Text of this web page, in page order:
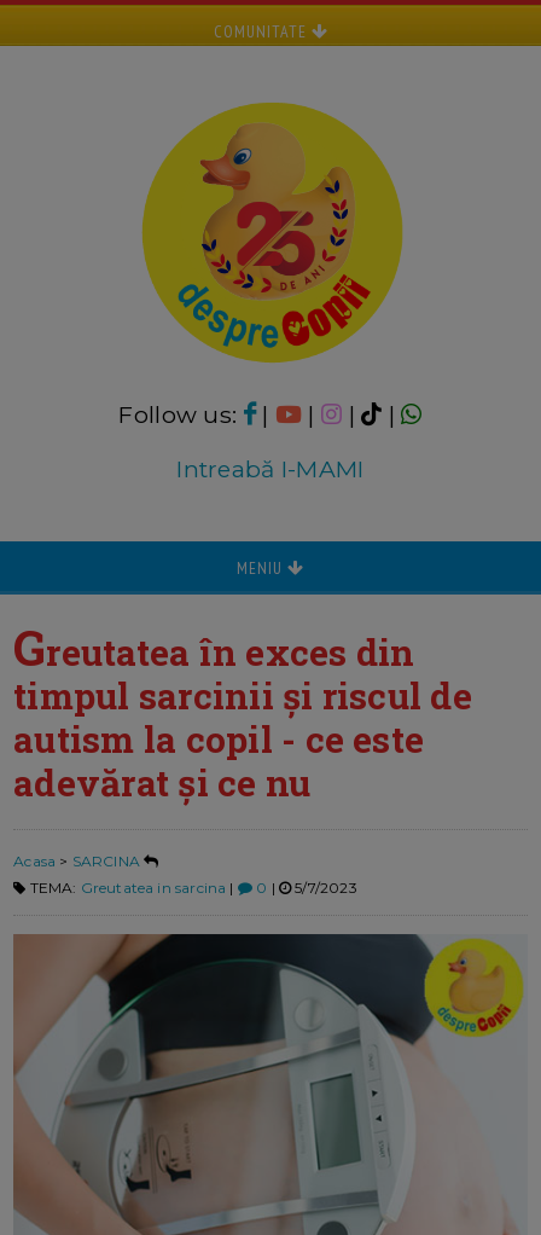
COMUNITATE
Follow us: | | |
|
Intreabă I-MAMI
MENIU
Greutatea în exces din
timpul sarcinii și riscul de
autism la copil - ce este
adevărat și ce nu
Acasa > SARCINA
TEMA: Greutatea in sarcina | 0 | 5/7/2023